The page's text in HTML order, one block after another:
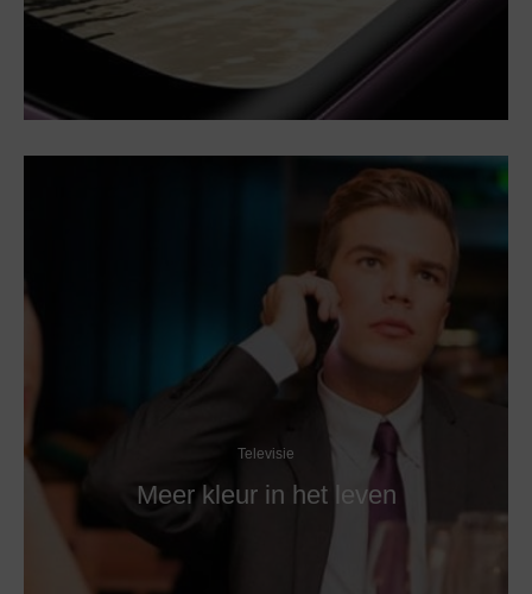
Televisie
Meer kleur in het leven